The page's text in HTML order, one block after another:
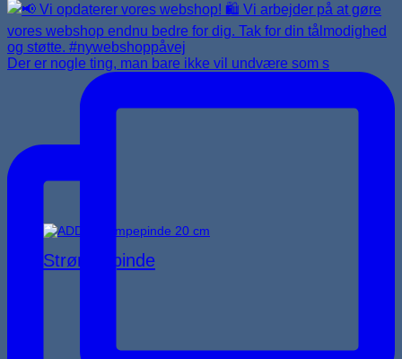
Strømpepinde
Der er nogle ting, man bare ikke vil undvære som s